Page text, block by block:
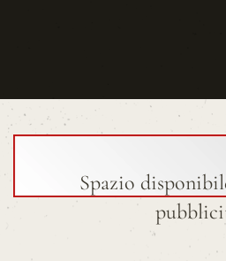
Spazio